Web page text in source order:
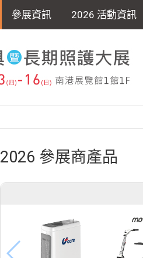
參展資訊 2026 活動資訊
2026 參展商產品